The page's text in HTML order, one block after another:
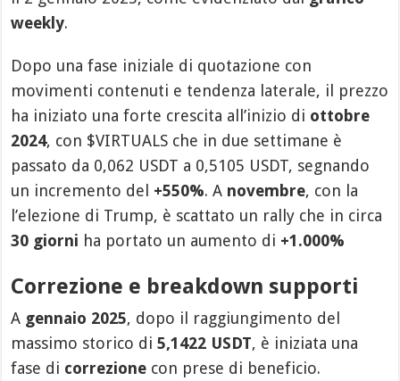
weekly.
Dopo una fase iniziale di quotazione con
movimenti contenuti e tendenza laterale, il prezzo
ha iniziato una forte crescita all’inizio di ottobre
2024, con $VIRTUALS che in due settimane è
passato da 0,062 USDT a 0,5105 USDT, segnando
un incremento del +550%. A novembre, con la
l’elezione di Trump, è scattato un rally che in circa
30 giorni ha portato un aumento di +1.000%
Correzione e breakdown supporti
A gennaio 2025, dopo il raggiungimento del
massimo storico di5,1422 USDT, è iniziata una
fase di correzione con prese di beneficio.